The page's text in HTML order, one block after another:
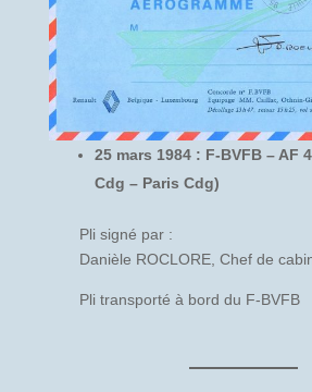
25 mars 1984 : F-BVFB – AF
Cdg – Paris Cdg)
Pli signé par :
Danièle ROCLORE, Chef de
Pli transporté à bord du F-BVFB